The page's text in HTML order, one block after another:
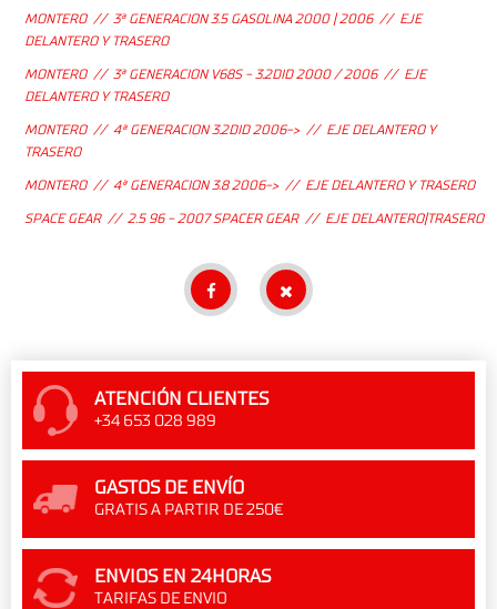
MONTERO // 3ª GENERACION 3.5 GASOLINA 2000 | 2006 // EJE
DELANTERO Y TRASERO
MONTERO // 3ª GENERACION V68S - 3.2DID 2000 / 2006 // EJE
DELANTERO Y TRASERO
MONTERO // 4ª GENERACION 3.2DID 2006-> // EJE DELANTERO Y
TRASERO
MONTERO // 4ª GENERACION 3.8 2006-> // EJE DELANTERO Y TRASERO
SPACE GEAR // 2.5 96 - 2007 SPACER GEAR // EJE DELANTERO|TRASERO
ATENCIÓN CLIENTES
+34 653 028 989
GASTOS DE ENVÍO
GRATIS A PARTIR DE 250€
ENVIOS EN 24HORAS
TARIFAS DE ENVIO